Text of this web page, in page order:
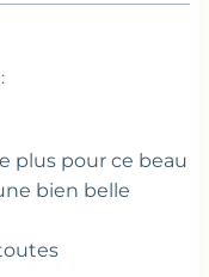
plus pour ce beau
bien belle